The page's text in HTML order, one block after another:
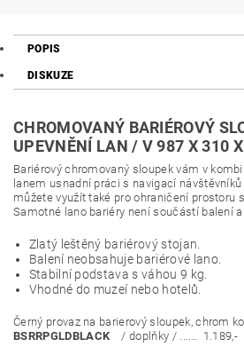
POPIS
DISKUZE
CHROMOVANÝ BARIÉROVÝ
UPEVNĚNÍ LAN / V 987 X 310
Bariérový chromovaný sloupek vám v
lanem usnadní práci s navigací
můžete využít také pro ohraničení prostoru
Samotné lano bariéry není součástí balení
Zlatý leštěný bariérový stojan.
Balení neobsahuje bariérové lano.
Stabilní podstava s váhou 9 kg.
Vhodné do muzeí nebo hotelů.
Černý provaz na barierový sloupek, chrom
BSRRPGLDBLACK
/ doplňky / ...... 1.189,-